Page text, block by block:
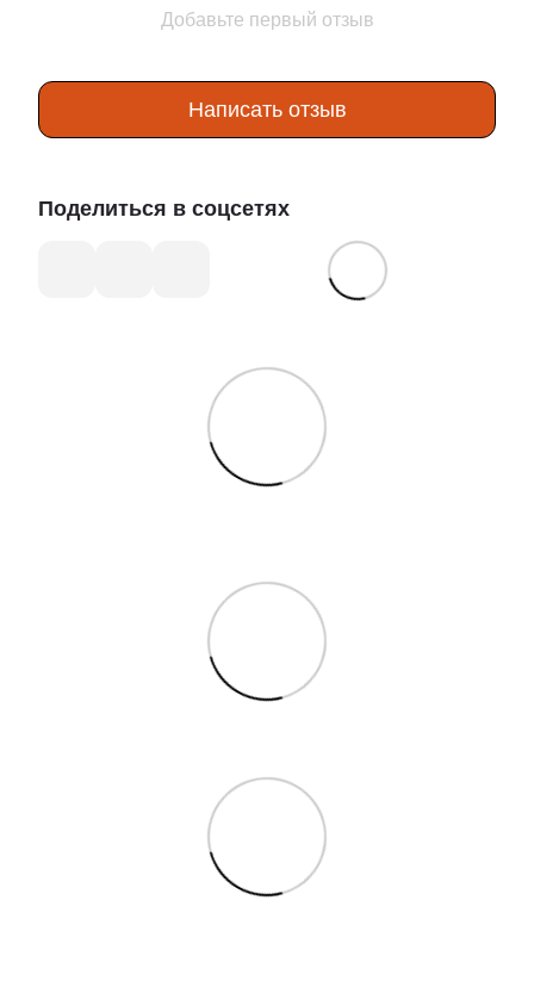
Добавьте первый отзыв
Написать отзыв
Поделиться в соцсетях